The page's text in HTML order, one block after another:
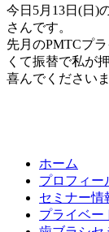
今日5月13日(日)
さんです。
先月のPMTCプ
くて振替で私が
喜んでください
ホーム
プロフィー
セミナー情
プライベー